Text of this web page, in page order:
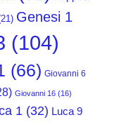
Genesi 1
(104)
(66) Giovanni 6
Giovanni 16 (16)
1 (32) Luca 9